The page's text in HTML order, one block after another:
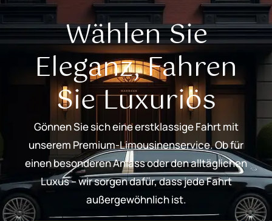
Wählen Sie
Eleganz, Fahren
Sie Luxuriös
Gönnen Sie sich eine erstklassige Fahrt mit
unserem Premium-Limousinenservice. Ob für
einen besonderen Anlass oder den alltäglichen
Luxus – wir sorgen dafür, dass jede Fahrt
außergewöhnlich ist.